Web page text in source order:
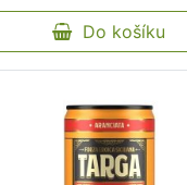
Do košíku